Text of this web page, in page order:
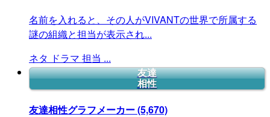
名前を入れると、その人がVIVANTの世界で所属する
謎の組織と担当が表示され...
ネタ ドラマ 担当 ...
友達
相性
友達相性グラフメーカー(5,670)